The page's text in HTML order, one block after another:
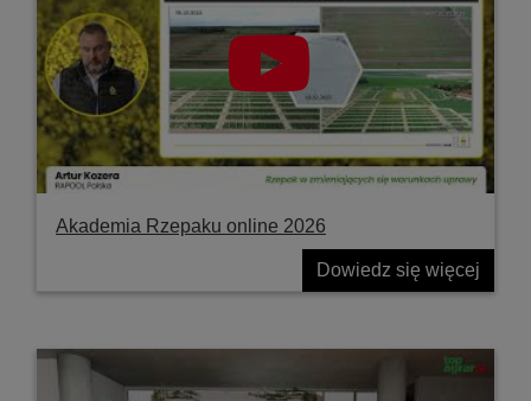
Akademia Rzepaku online 2026
Dowiedz się więcej